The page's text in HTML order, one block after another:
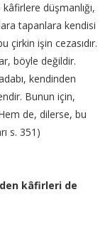
düşmanlığı,
tapanlara kendisi
çirkin işin cezasıdır.
böyle değildir.
kendinden
Bunun için,
de, dilerse, bu
s. 351)
kâfirleri de